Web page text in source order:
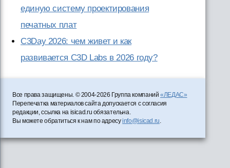
единую систему проектирования
печатных плат
C3Day 2026: чем живет и как
развивается C3D Labs в 2026 году?
Все права защищены. © 2004-2026 Группа компаний«ЛЕДАС»
Перепечатка материалов сайта допускается с согласия
редакции, ссылка на isicad.ru обязательна.
Вы можете обратиться к нам по адресуinfo@isicad.ru.